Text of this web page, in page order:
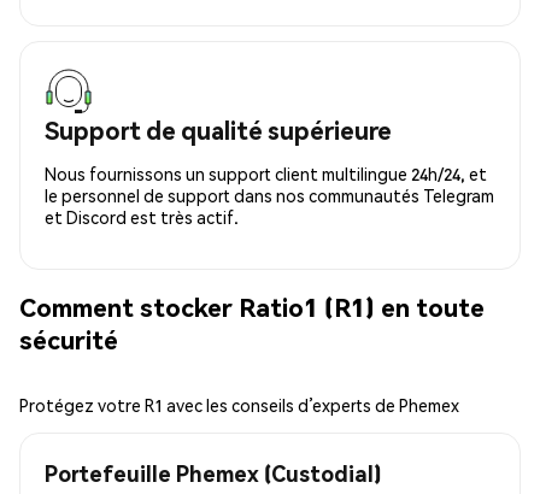
Support de qualité supérieure
Nous fournissons un support client multilingue 24h/24, et
le personnel de support dans nos communautés Telegram
et Discord est très actif.
Comment stocker Ratio1 (R1) en toute
sécurité
Protégez votre R1 avec les conseils d’experts de Phemex
Portefeuille Phemex (Custodial)